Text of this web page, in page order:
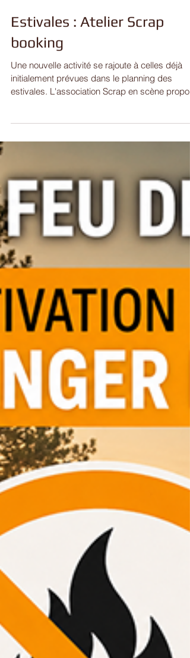
Estivales : Atelier Scrap
booking
estivales. L'association Scrap en scène
Gabriel SCHATZ. Les inscriptions sont à
communiquer à l'adresse contact@saint-jean-
rohrbach.fr au moins 48 heures avant la date
l'activité. La participation est de 2 €. #estivales
#scrapbooking #scrapenscene